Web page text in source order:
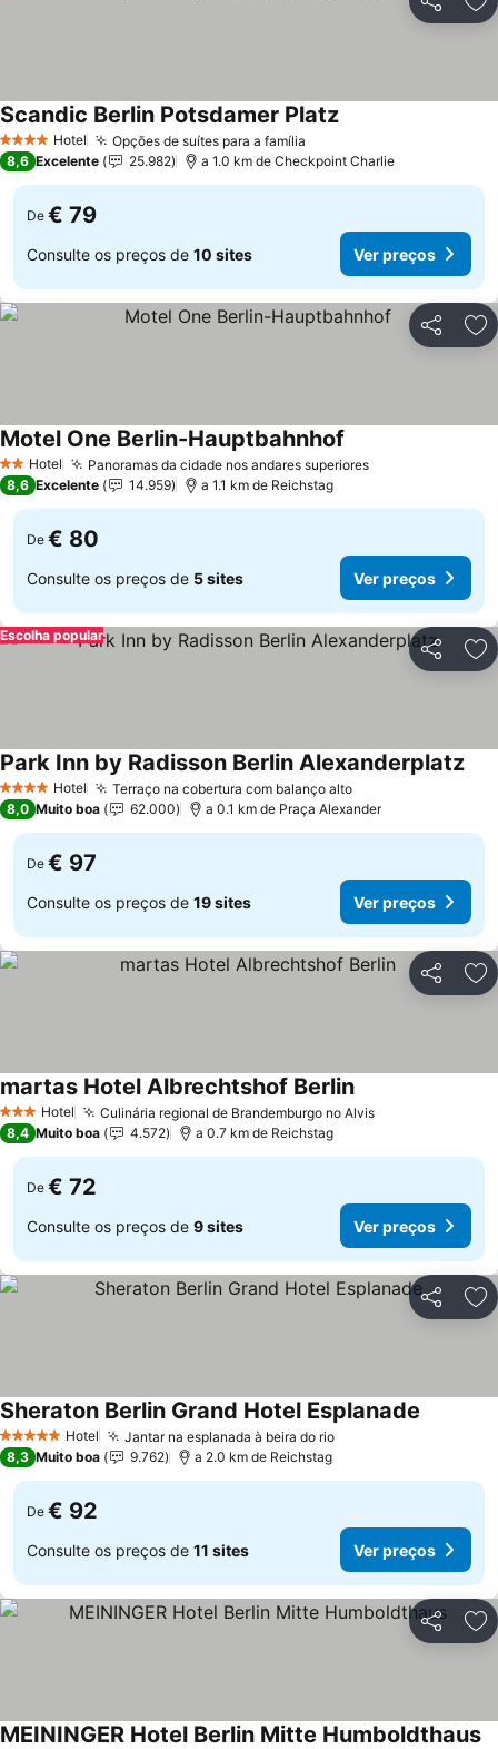
Partilhar
4 EstrelasHotel Opções de suítes para a família
Scandic Berlin Potsdamer PlatzVer preços
8,6 Excelente 25.982 a 1.0 km de Checkpoint Charlie
De € 79
Consulte os preços de 10 sites Ver preços
Partilhar
2 Estrelas
Hotel Panoramas da cidade nos andares superioresVer preços
Motel One Berlin-Hauptbahnhof
8,6 Excelente 14.959 a 1.1 km de Reichstag
De € 80
Consulte os preços de 5 sites Ver preços
Partilhar
Escolha popular
4 EstrelasHotel Terraço na cobertura com balanço altoVer preços
Park Inn by Radisson Berlin AlexanderplatzVer
8,0 Muito boa 62.000 a 0.1 km de Praça Alexander
De € 97
Consulte os preços de 19 sites Ver preços
Partilhar
3 EstrelasHotel Culinária regional de Brandemburgo no AlvisVer preços
martas Hotel Albrechtshof BerlinVer preços
8,4 Muito boa 4.572 a 0.7 km de Reichstag
De € 72
Consulte os preços de 9 sites Ver preços
Partilhar
5 Estrelas Hotel Jantar na esplanada à beira do rioVer preços
Sheraton Berlin Grand Hotel Esplanade
8,3 Muito boa 9.762 a 2.0 km de Reichstag
De € 92
Consulte os preços de 11 sites Ver preços
Partilhar
MEININGER Hotel Berlin Mitte Humboldthaus